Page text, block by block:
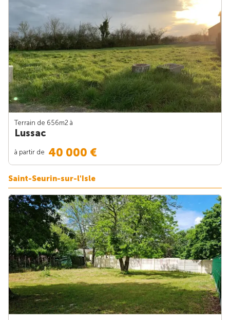
Terrain de 656m2 à
Lussac
à partir de 40 000 €
Saint-Seurin-sur-l'Isle